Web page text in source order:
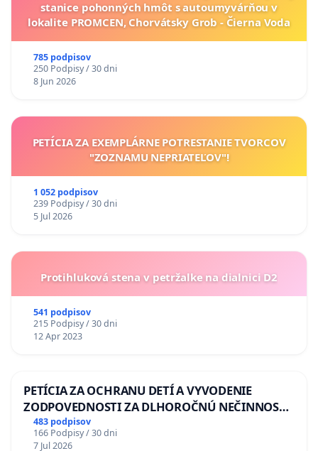
stanice pohonných hmôt s autoumyvárňou v
lokalite PROMCEN, Chorvátsky Grob - Čierna Voda
785 podpisov
250 Podpisy / 30 dni
8 Jun 2026
PETÍCIA ZA EXEMPLÁRNE POTRESTANIE TVORCOV
"ZOZNAMU NEPRIATEĽOV"!
1 052 podpisov
239 Podpisy / 30 dni
5 Jul 2026
Protihluková stena v petržalke na dialnici D2
541 podpisov
215 Podpisy / 30 dni
12 Apr 2023
PETÍCIA ZA OCHRANU DETÍ A VYVODENIE
ZODPOVEDNOSTI ZA DLHOROČNÚ NEČINNOSŤ
A ZLYHANIE ŠTÁTU
483 podpisov
166 Podpisy / 30 dni
7 Jul 2026